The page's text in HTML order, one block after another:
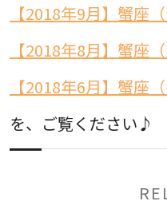
【2018年9月】蟹座
【2018年8月】蟹座
【2018年6月】蟹座
を、ご覧ください♪